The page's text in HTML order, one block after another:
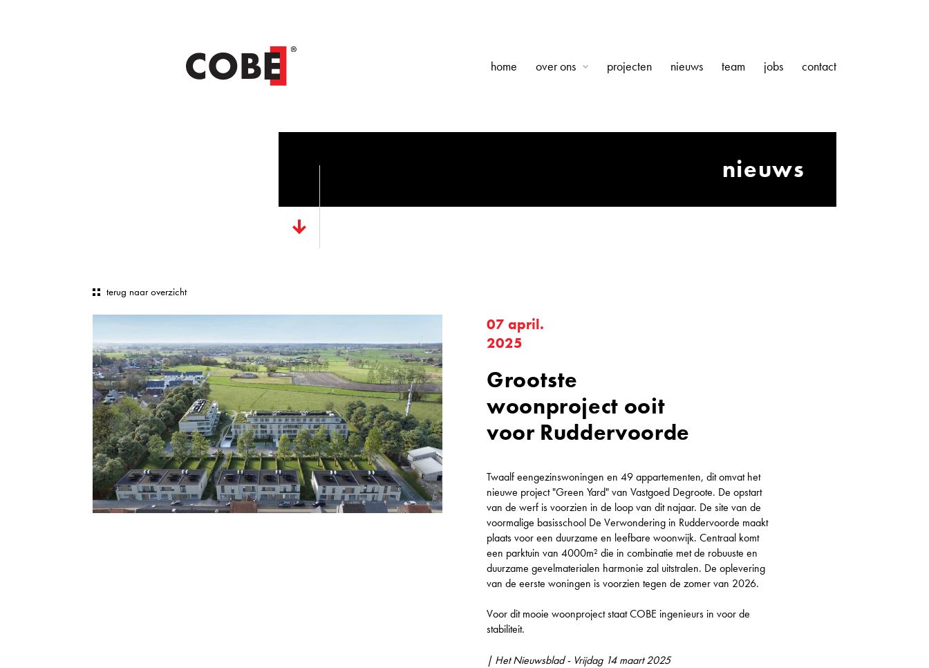
home over ons projecten nieuws team jobs contact
nieuws
terug naar overzicht
07 april.
2025
Grootste
woonproject ooit
voor Ruddervoorde
Twaalf eengezinswoningen en 49 appartementen, dit omvat het
nieuwe project "Green Yard" van Vastgoed Degroote. De opstart
van de werf is voorzien in de loop van dit najaar. De site van de
voormalige basisschool De Verwondering in Ruddervoorde maakt
plaats voor een duurzame en leefbare woonwijk. Centraal komt
een parktuin van 4000m² die in combinatie met de robuuste en
duurzame gevelmaterialen harmonie zal uitstralen. De oplevering
van de eerste woningen is voorzien tegen de zomer van 2026.
Voor dit mooie woonproject staat COBE ingenieurs in voor de
stabiliteit.
| Het Nieuwsblad - Vrijdag 14 maart 2025